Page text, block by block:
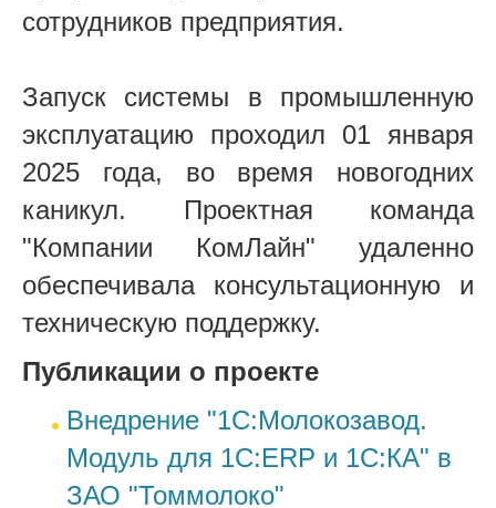
сотрудников предприятия.
Запуск системы в промышленную
эксплуатацию проходил 01 января
2025 года, во время новогодних
каникул. Проектная команда
"Компании КомЛайн" удаленно
обеспечивала консультационную и
техническую поддержку.
Публикации о проекте
Внедрение "1С:Молокозавод.
Модуль для 1С:ERP и 1С:КА" в
ЗАО "Томмолоко"